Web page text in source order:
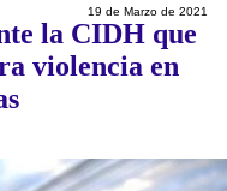
19 de Marzo de 2021
la CIDH que
violencia en